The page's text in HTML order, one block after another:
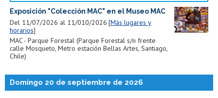
Exposición "Colección MAC" en el Museo MAC
Del 11/07/2026 al 11/010/2026 Más lugares y
horarios
MAC - Parque Forestal (Parque Forestal s/n frente
calle Mosqueto, Metro estación Bellas Artes, Santiago,
Chile)
Domingo 20 de septiembre de 2026